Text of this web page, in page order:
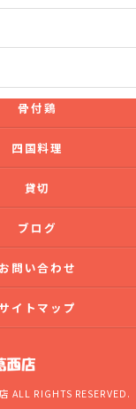
骨付鶏
四国料理
貸切
ブログ
お問い合わせ
イトマップ
ALL RIGHTS RESERVED.